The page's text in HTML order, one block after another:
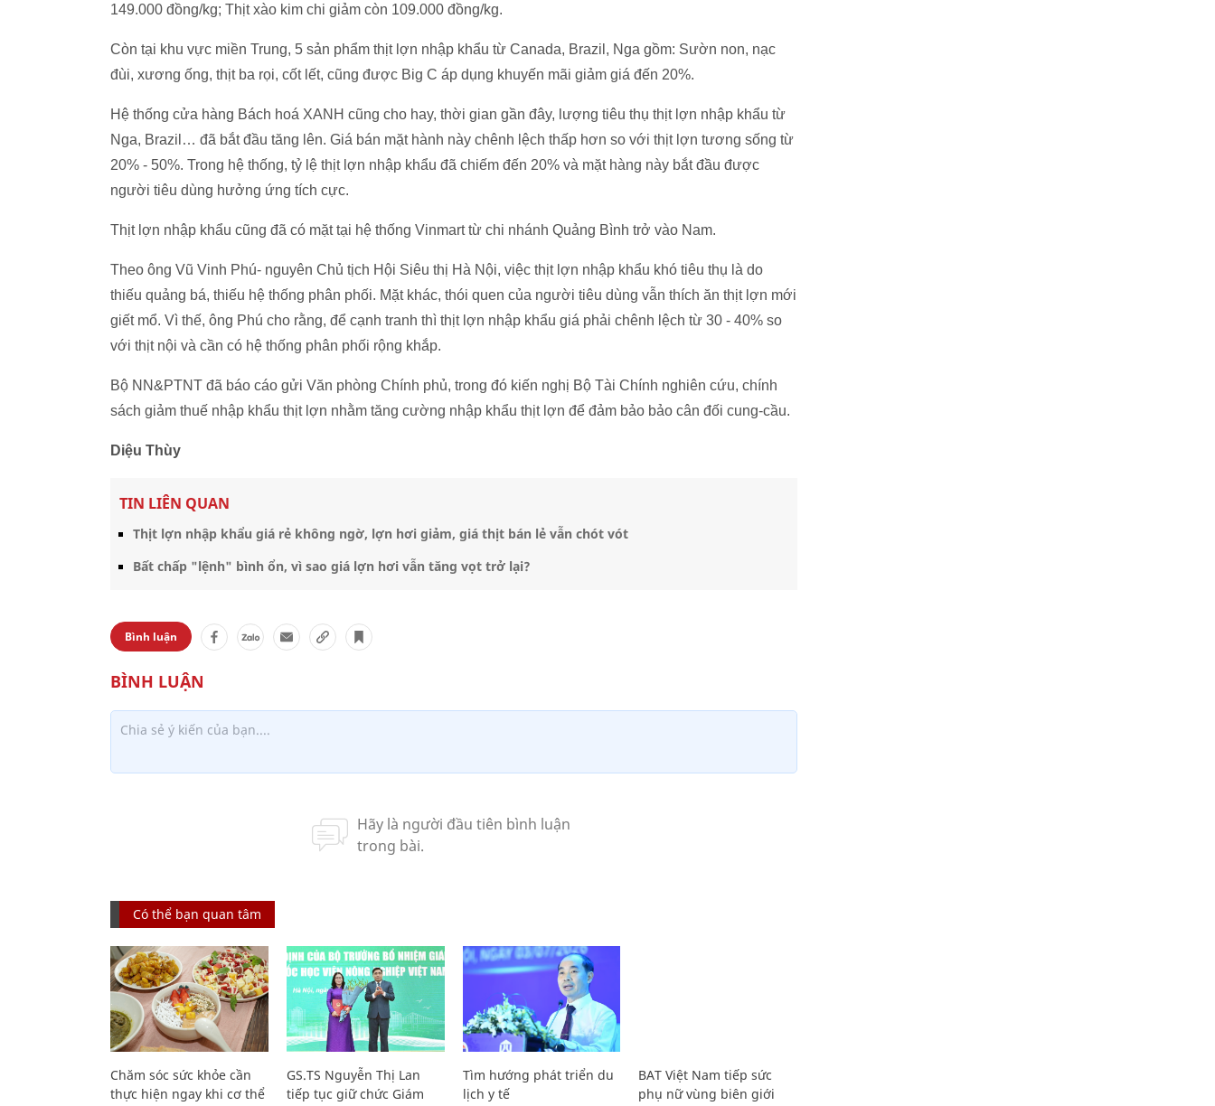
149.000 đồng/kg; Thịt xào kim chi giảm còn 109.000 đồng/kg.
Còn tại khu vực miền Trung, 5 sản phẩm thịt lợn nhập khẩu từ Canada, Brazil, Nga gồm: Sườn non, nạc
đùi, xương ống, thịt ba rọi, cốt lết, cũng được Big C áp dụng khuyến mãi giảm giá đến 20%.
Hệ thống cửa hàng Bách hoá XANH cũng cho hay, thời gian gần đây, lượng tiêu thụ thịt lợn nhập khẩu từ
Nga, Brazil… đã bắt đầu tăng lên. Giá bán mặt hành này chênh lệch thấp hơn so với thịt lợn tương sống từ
20% - 50%. Trong hệ thống, tỷ lệ thịt lợn nhập khẩu đã chiếm đến 20% và mặt hàng này bắt đầu được
người tiêu dùng hưởng ứng tích cực.
Thịt lợn nhập khẩu cũng đã có mặt tại hệ thống Vinmart từ chi nhánh Quảng Bình trở vào Nam.
Theo ông Vũ Vinh Phú- nguyên Chủ tịch Hội Siêu thị Hà Nội, việc thịt lợn nhập khẩu khó tiêu thụ là do
thiếu quảng bá, thiếu hệ thống phân phối. Mặt khác, thói quen của người tiêu dùng vẫn thích ăn thịt lợn mới
giết mổ. Vì thế, ông Phú cho rằng, để cạnh tranh thì thịt lợn nhập khẩu giá phải chênh lệch từ 30 - 40% so
với thịt nội và cần có hệ thống phân phối rộng khắp.
Bộ NN&PTNT đã báo cáo gửi Văn phòng Chính phủ, trong đó kiến nghị Bộ Tài Chính nghiên cứu, chính
sách giảm thuế nhập khẩu thịt lợn nhằm tăng cường nhập khẩu thịt lợn để đảm bảo bảo cân đối cung-cầu.
Diệu Thùy
TIN LIÊN QUAN
Thịt lợn nhập khẩu giá rẻ không ngờ, lợn hơi giảm, giá thịt bán lẻ vẫn chót vót
Bất chấp "lệnh" bình ổn, vì sao giá lợn hơi vẫn tăng vọt trở lại?
Bình luận
Có thể bạn quan tâm
Chăm sóc sức khỏe cần
thực hiện ngay khi cơ thể
GS.TS Nguyễn Thị Lan
tiếp tục giữ chức Giám
Tìm hướng phát triển du
lịch y tế
BAT Việt Nam tiếp sức
phụ nữ vùng biên giới